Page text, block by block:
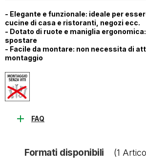
- Elegante e funzionale: ideale per
cucine di casa e ristoranti, negozi ecc.
- Dotato di ruote e maniglia
spostare
- Facile da montare: non necessita di
montaggio
add FAQ
Formati disponibili (1